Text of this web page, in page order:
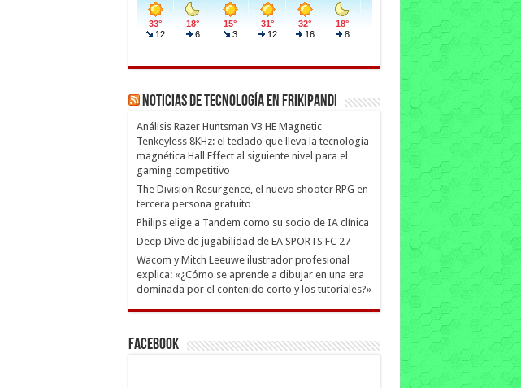
Noticias de Tecnología en Frikipandi
Análisis Razer Huntsman V3 HE Magnetic
Tenkeyless 8KHz: el teclado que lleva la tecnología
magnética Hall Effect al siguiente nivel para el
gaming competitivo
The Division Resurgence, el nuevo shooter RPG en
tercera persona gratuito
Philips elige a Tandem como su socio de IA clínica
Deep Dive de jugabilidad de EA SPORTS FC 27
Wacom y Mitch Leeuwe ilustrador profesional
explica: «¿Cómo se aprende a dibujar en una era
dominada por el contenido corto y los tutoriales?»
Facebook